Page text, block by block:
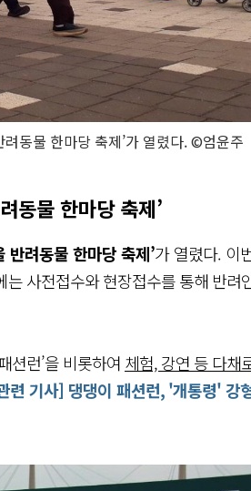
동물 한마당 축제’가 열렸다. ©엄윤주
동물 한마당 축제’
반려동물 한마당 축제’가 열렸다. 이
사전접수와 현장접수를 통해 반려
션런’을 비롯하여 체험, 강연 등 다채
련 기사] 댕댕이 패션런, '개통령' 강